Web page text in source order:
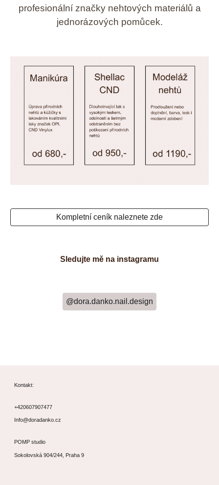
profesionální značky nehtových materiálů a
jednorázových pomůcek.
Kompletní ceník naleznete zde
Sledujte mě na instagramu
@dora.danko.nail.design
Kontakt:
+420607907477
Info@doradanko.cz
POMP studio
Sokolovská 904/244, Praha 9